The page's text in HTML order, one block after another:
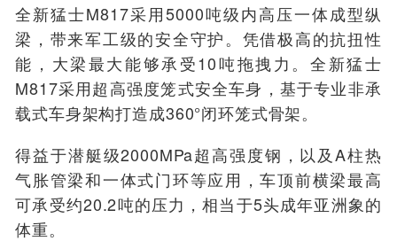
全新猛士M817采用5000吨级内高压一体成型纵
梁，带来军工级的安全守护。凭借极高的抗扭性
能，大梁最大能够承受10吨拖拽力。全新猛士
M817采用超高强度笼式安全车身，基于专业非承
载式车身架构打造成360°闭环笼式骨架。
得益于潜艇级2000MPa超高强度钢，以及A柱热
气胀管梁和一体式门环等应用，车顶前横梁最高
可承受约20.2吨的压力，相当于5头成年亚洲象的
体重。